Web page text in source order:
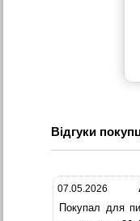
Відгуки
07.05.2026
Покупал для